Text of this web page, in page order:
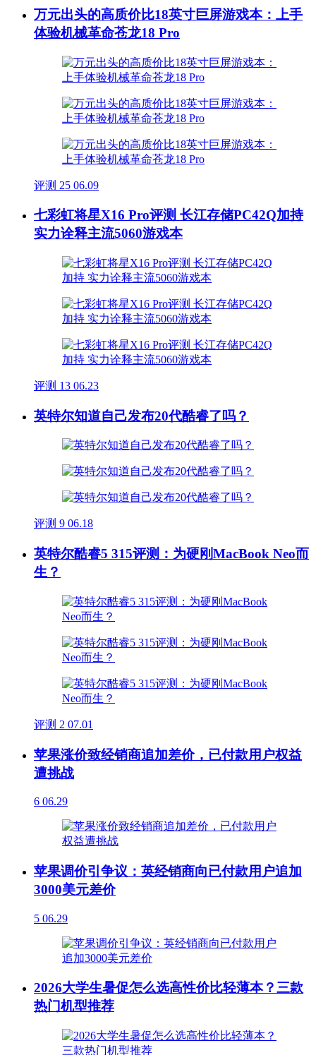
万元出头的高质价比18英寸巨屏游戏本：上手
体验机械革命苍龙18 Pro
评测 25 06.09
七彩虹将星X16 Pro评测 长江存储PC42Q加持
实力诠释主流5060游戏本
评测 13 06.23
英特尔知道自己发布20代酷睿了吗？
评测 9 06.18
英特尔酷睿5 315评测：为硬刚MacBook Neo而
生？
评测 2 07.01
苹果涨价致经销商追加差价，已付款用户权益
遭挑战
6 06.29
苹果调价引争议：英经销商向已付款用户追加
3000美元差价
5 06.29
2026大学生暑促怎么选高性价比轻薄本？三款
热门机型推荐